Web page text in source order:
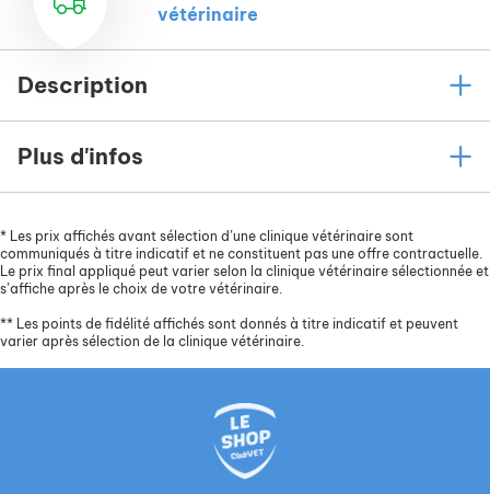
vétérinaire
Description
Plus d'infos
* Les prix affichés avant sélection d’une clinique vétérinaire sont
communiqués à titre indicatif et ne constituent pas une offre contractuelle.
Le prix final appliqué peut varier selon la clinique vétérinaire sélectionnée et
s’affiche après le choix de votre vétérinaire.
** Les points de fidélité affichés sont donnés à titre indicatif et peuvent
varier après sélection de la clinique vétérinaire.